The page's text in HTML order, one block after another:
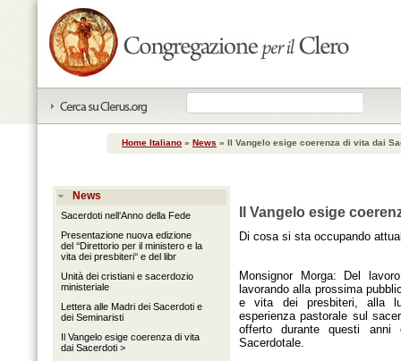
Home Italiano » News » Il Vangelo esige coerenza di vita dai
News
Sacerdoti nell‘Anno della Fede
Presentazione nuova edizione
del ‘‘Direttorio per il ministero e la
vita dei presbiteri‘‘ e del libr
Unità dei cristiani e sacerdozio
ministeriale
Lettera alle Madri dei Sacerdoti e
dei Seminaristi
Il Vangelo esige coerenza di vita
dai Sacerdoti >
Il Vangelo esige
Di cosa si sta occupando
Monsignor Morga: Del
lavorando alla prossima
e vita dei presbiteri, alla
esperienza pastorale sul
offerto durante questi anni
Sacerdotale.